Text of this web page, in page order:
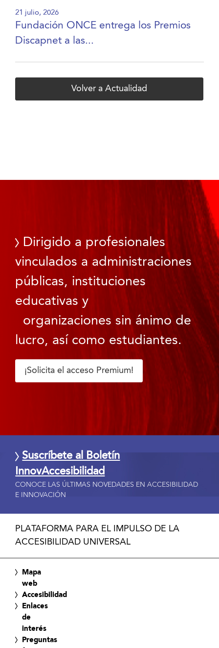
21 julio, 2026
Fundación ONCE entrega los Premios
Discapnet a las...
Volver a Actualidad
Dirigido a profesionales
vinculados a administraciones
públicas, instituciones
educativas y
organizaciones sin ánimo de
lucro, así como estudiantes.
¡Solicita el acceso Premium!
Suscríbete al Boletín
InnovAccesibilidad
CONOCE LAS ÚLTIMAS NOVEDADES EN ACCESIBILIDAD
E INNOVACIÓN
PLATAFORMA PARA EL IMPULSO DE LA
ACCESIBILIDAD UNIVERSAL
Mapa
web
Accesibilidad
Enlaces
de
interés
Preguntas